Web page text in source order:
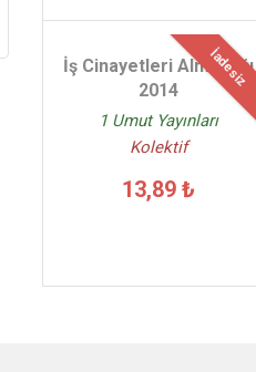
İadesiz
İş Cinayetleri Almanağı
2014
1 Umut Yayınları
Kolektif
13,89 ₺